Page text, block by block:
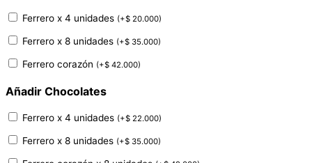
Ferrero x 4 unidades (+$ 20.000)
Ferrero x 8 unidades (+$ 35.000)
Ferrero corazón (+$ 42.000)
Añadir Chocolates
Ferrero x 4 unidades (+$ 22.000)
Ferrero x 8 unidades (+$ 35.000)